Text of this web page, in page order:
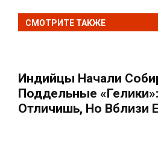
СМОТРИТЕ ТАКЖЕ
Индийцы Начали
Поддельные
Отличишь, Но